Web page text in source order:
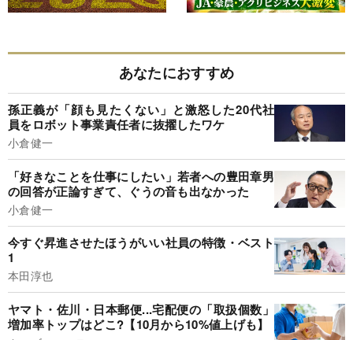
あなたにおすすめ
孫正義が「顔も見たくない」と激怒した20代社
員をロボット事業責任者に抜擢したワケ
小倉健一
「好きなことを仕事にしたい」若者への豊田章男
の回答が正論すぎて、ぐうの音も出なかった
小倉健一
今すぐ昇進させたほうがいい社員の特徴・ベスト
1
本田淳也
ヤマト・佐川・日本郵便...宅配便の「取扱個数」
増加率トップはどこ?【10月から10%値上げも】